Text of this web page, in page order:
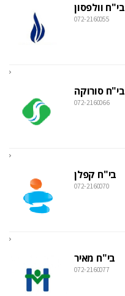
בי"ח וולפסון
072-2160055
בי"ח סורוקה
072-2160066
בי"ח קפלן
072-2160070
בי"ח מאיר
072-2160077